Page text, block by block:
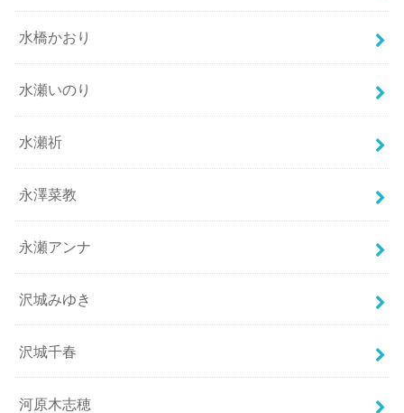
水橋かおり
水瀬いのり
水瀬祈
永澤菜教
永瀬アンナ
沢城みゆき
沢城千春
河原木志穂